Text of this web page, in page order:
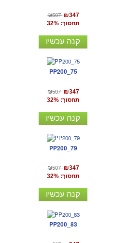
₪507 ₪347
תחסוך: 32%
קנה עכשיו
PP200_75
₪507 ₪347
תחסוך: 32%
קנה עכשיו
PP200_79
₪507 ₪347
תחסוך: 32%
קנה עכשיו
PP200_83